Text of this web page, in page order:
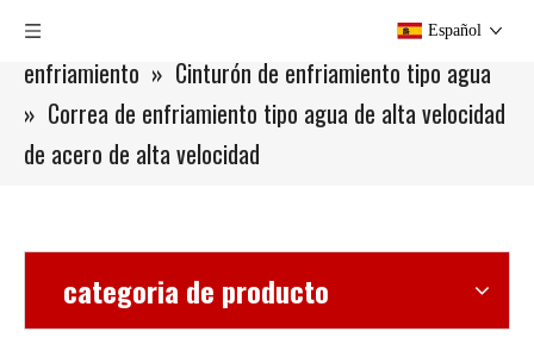
Español
Usted está aquí:
Cinturón de
enfriamiento » Cinturón de enfriamiento tipo agua
» Correa de enfriamiento tipo agua de alta velocidad
de acero de alta velocidad
categoria de producto